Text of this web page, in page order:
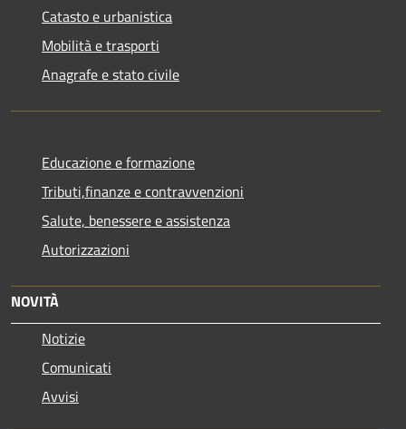
Catasto e urbanistica
Mobilità e trasporti
Anagrafe e stato civile
Educazione e formazione
Tributi,finanze e contravvenzioni
Salute, benessere e assistenza
Autorizzazioni
NOVITÀ
Notizie
Comunicati
Avvisi